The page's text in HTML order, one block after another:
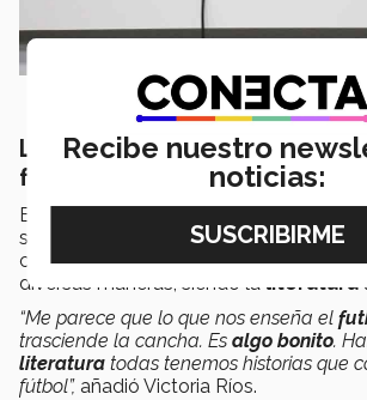
La importancia de la
femenil.
Estas
sistema, conquistando el balón y
cancha también ha sido representado
diversas maneras, siendo la literatura
“Me parece que lo que nos enseña el
trasciende la cancha. Es algo bonito.
literatura todas tenemos historias que
fútbol”, añadió Victoria Ríos.
Recibe nuestro
noticias: